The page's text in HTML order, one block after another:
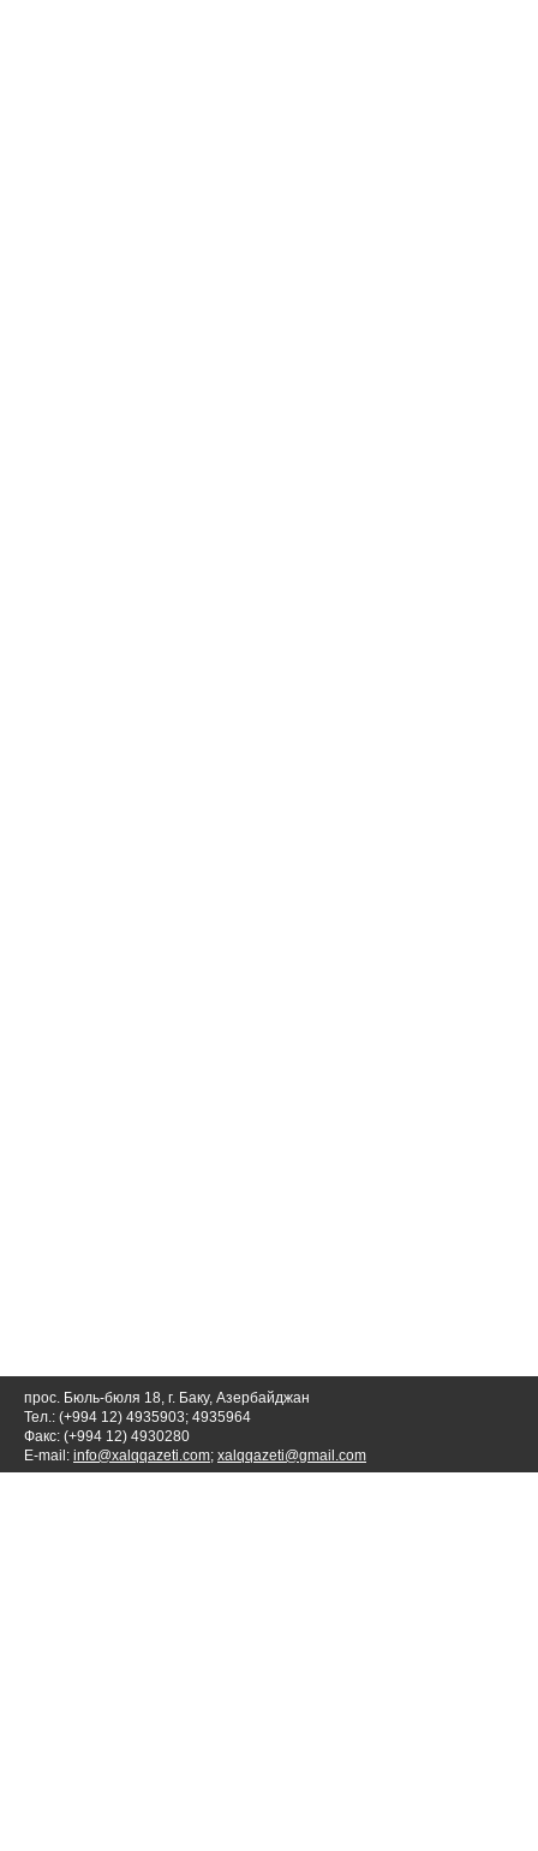
прос. Бюль-бюля 18, г. Баку, Азербайджан
Тел.: (+994 12) 4935903; 4935964
Факс: (+994 12) 4930280
E-mail: info@xalqqazeti.com; xalqqazeti@gmail.com